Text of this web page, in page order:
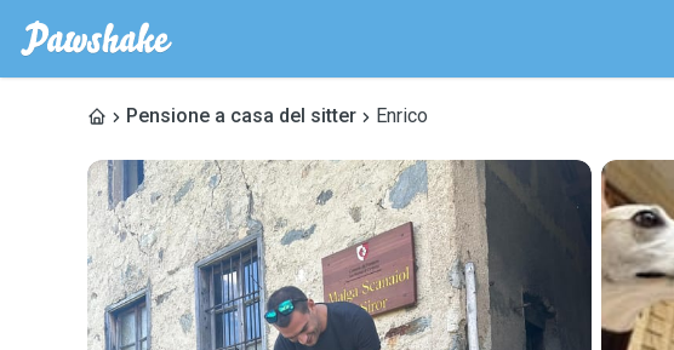
Pensione a casa del sitter Enrico